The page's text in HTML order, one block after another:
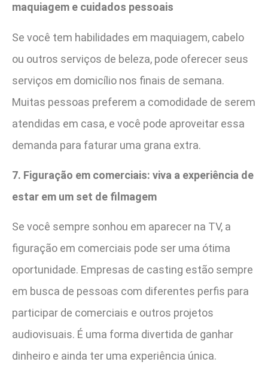
maquiagem e cuidados pessoais
Se você tem habilidades em maquiagem, cabelo
ou outros serviços de beleza, pode oferecer seus
serviços em domicílio nos finais de semana.
Muitas pessoas preferem a comodidade de serem
atendidas em casa, e você pode aproveitar essa
demanda para faturar uma grana extra.
7. Figuração em comerciais: viva a experiência de
estar em um set de filmagem
Se você sempre sonhou em aparecer na TV, a
figuração em comerciais pode ser uma ótima
oportunidade. Empresas de casting estão sempre
em busca de pessoas com diferentes perfis para
participar de comerciais e outros projetos
audiovisuais. É uma forma divertida de ganhar
dinheiro e ainda ter uma experiência única.